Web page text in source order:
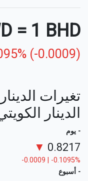
1 BHD
=
(-0.0009)
تغيرات
الدينار
- يوم
0.8217
▼
-0.0009 | -0.1095%
- أسبوع